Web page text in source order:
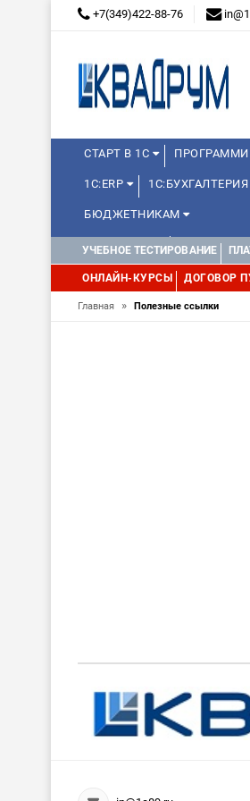
+7(349)422-88-76
СТАРТ В 1С
1С:ERP
БЮДЖЕТНИКАМ
МИНИ-КУРСЫ КУРСЫ
УПРАВЛЕНИЕ ПРОЕКТАМИ
УЧЕБНОЕ ТЕСТИРОВАНИЕ
ОНЛАЙН-КУРСЫ ДОГОВОР
Главная » Полезные ссылки